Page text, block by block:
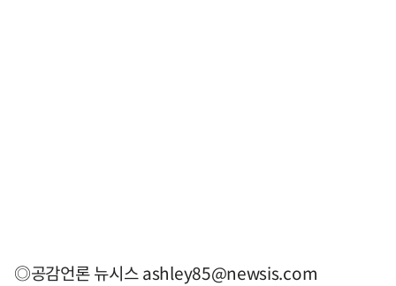
◎공감언론 뉴시스ashley85@newsis.com